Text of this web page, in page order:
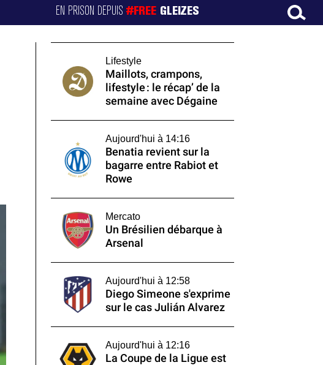
EN PRISON DEPUIS#FREE GLEIZES
Lifestyle
Maillots, crampons,
lifestyle : le récap’ de la
semaine avec Dégaine
Aujourd'hui à 14:16
Benatia revient sur la
bagarre entre Rabiot et
Rowe
Mercato
Un Brésilien débarque à
Arsenal
Aujourd'hui à 12:58
Diego Simeone s'exprime
sur le cas Julián Alvarez
Aujourd'hui à 12:16
La Coupe de la Ligue est